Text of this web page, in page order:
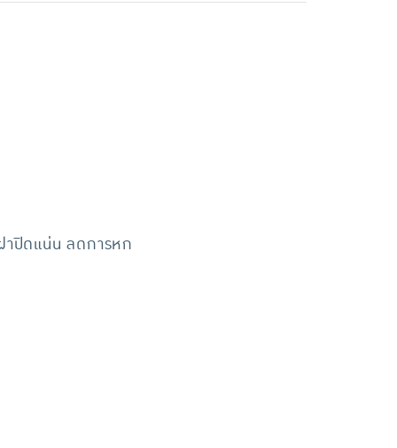
าปิดแน่น ลดการหก